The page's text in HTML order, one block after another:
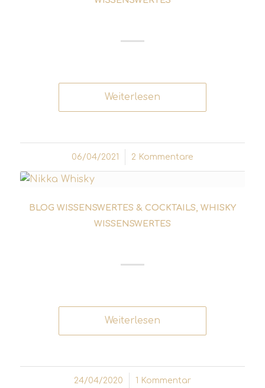
Weiterlesen
06/04/2021
/ 2 Kommentare
BLOG WISSENSWERTES & COCKTAILS, WHISKY
WISSENSWERTES
Weiterlesen
24/04/2020
/ 1 Kommentar